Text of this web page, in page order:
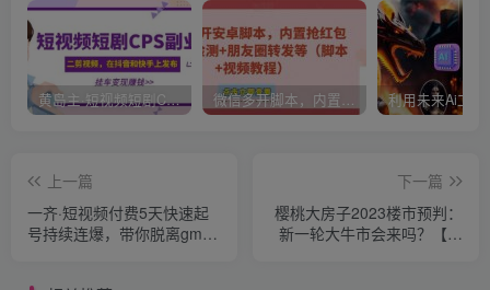
黄岛主·短视频短剧CPS副业项目：二剪视频在抖音和快手上发布，挂车变现 微信多开脚本，内置抢红包+好友检测+朋友圈转发等（安卓脚本+视频教程）
上一篇
一齐·短视频付费5天快速起
号持续连爆，带你脱离gmv
下一篇
樱桃大房子2023楼市预判：
新一轮大牛市会来吗？【付